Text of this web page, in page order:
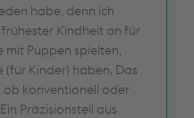
habe, denn ich
Kindheit an für
mit Puppen spielten,
(für Kinder) haben. Das
ob konventionell oder
Präzisionsteil aus